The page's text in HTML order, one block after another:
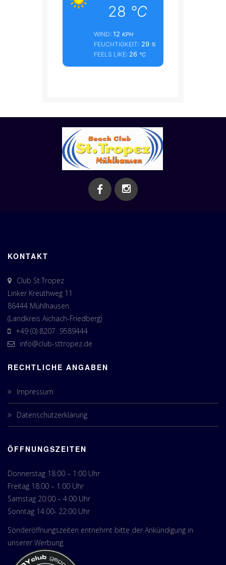
28 °C
WIND:12 KPH
FEUCHTIGKEIT: 29 %
FEELS LIKE: 26 °C
KONTAKT
Club St.Tropez
Linker Kreuthweg 11
86444 Mühlhausen
(Landkreis Aichach-Friedberg)
+49 (0) 8207 9589444
info@club-sttropez.de
RECHTLICHE ANGABEN
Impressum
Datenschutzerklärung
ÖFFNUNGSZEITEN
Donnerstag 18:00 – 1:00 Uhr
Freitag 18:00 – 1:00 Uhr
Samstag 20:00 – 4:00 Uhr
Sonntag 14:00- 22:00 Uhr
Sonderöffnungszeiten entnehmt bitte der Ankündigung in
unserer Werbung.